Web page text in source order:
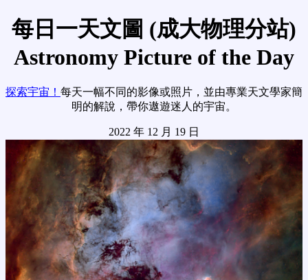
每日一天文圖 (成大物理分站)
Astronomy Picture of the Day
探索宇宙！ 每天一幅不同的影像或照片，並由專業天文學家簡
明的解說，帶你遨遊迷人的宇宙。
2022 年 12 月 19 日